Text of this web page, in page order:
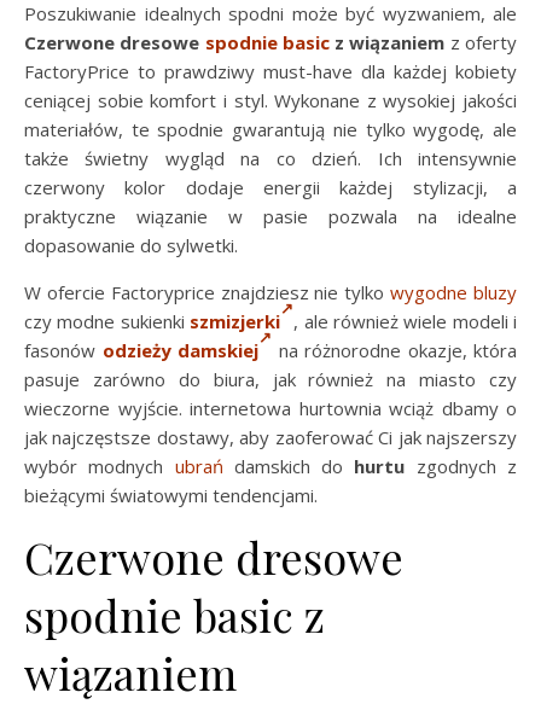
Poszukiwanie idealnych spodni może być wyzwaniem, ale
Czerwone dresowe spodnie basicz wiązaniem z oferty
FactoryPrice to prawdziwy must-have dla każdej kobiety
ceniącej sobie komfort i styl. Wykonane z wysokiej jakości
materiałów, te spodnie gwarantują nie tylko wygodę, ale
także świetny wygląd na co dzień. Ich intensywnie
czerwony kolor dodaje energii każdej stylizacji, a
praktyczne wiązanie w pasie pozwala na idealne
dopasowanie do sylwetki.
W ofercie Factoryprice znajdziesz nie tylkowygodne bluzy
czy modne sukienki szmizjerki , ale również wiele modeli i
fasonów odzieży damskiej
na różnorodne okazje, która
pasuje zarówno do biura, jak również na miasto czy
wieczorne wyjście. internetowa hurtownia wciąż dbamy o
jak najczęstsze dostawy, aby zaoferować Ci jak najszerszy
wybór modnych ubrań damskich do hurtu zgodnych z
bieżącymi światowymi tendencjami.
Czerwone dresowe
spodnie basic z
wiązaniem